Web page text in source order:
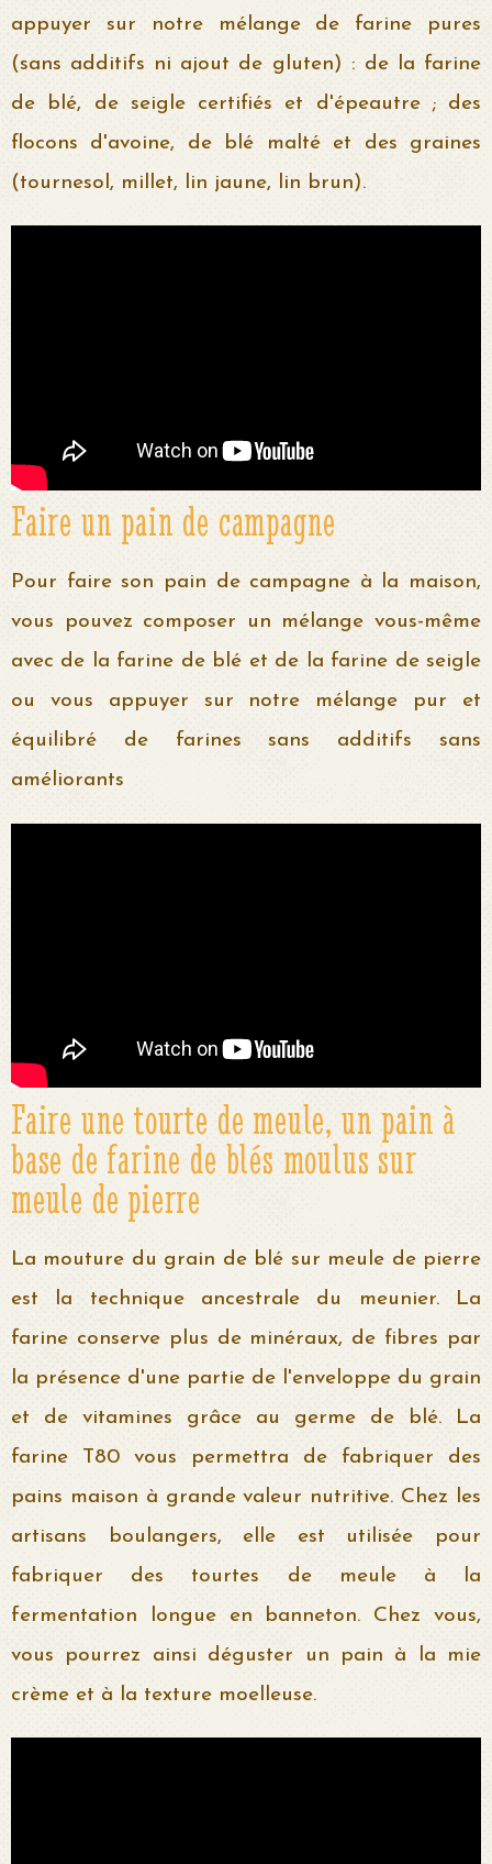
appuyer sur notre mélange de farine pures
(sans additifs ni ajout de gluten) : de la farine
de blé, de seigle certifiés et d'épeautre ; des
flocons d'avoine, de blé malté et des graines
(tournesol, millet, lin jaune, lin brun).
Faire un pain de campagne
Pour faire son pain de campagne à la maison,
vous pouvez composer un mélange vous-même
avec de la farine de blé et de la farine de seigle
ou vous appuyer sur notre mélange pur et
équilibré de farines sans additifs sans
améliorants
Faire une tourte de meule, un pain à
base de farine de blés moulus sur
meule de pierre
La mouture du grain de blé sur meule de pierre
est la technique ancestrale du meunier. La
farine conserve plus de minéraux, de fibres par
la présence d'une partie de l'enveloppe du grain
et de vitamines grâce au germe de blé. La
farine T80 vous permettra de fabriquer des
pains maison à grande valeur nutritive. Chez les
artisans boulangers, elle est utilisée pour
fabriquer des tourtes de meule à la
fermentation longue en banneton. Chez vous,
vous pourrez ainsi déguster un pain à la mie
crème et à la texture moelleuse.